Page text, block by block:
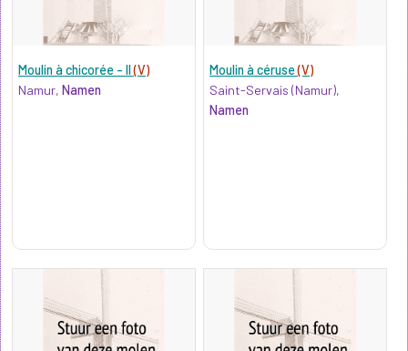
Moulin à chicorée - II(V)
Namur, Namen
Moulin à céruse(V)
Saint-Servais (Namur),
Namen